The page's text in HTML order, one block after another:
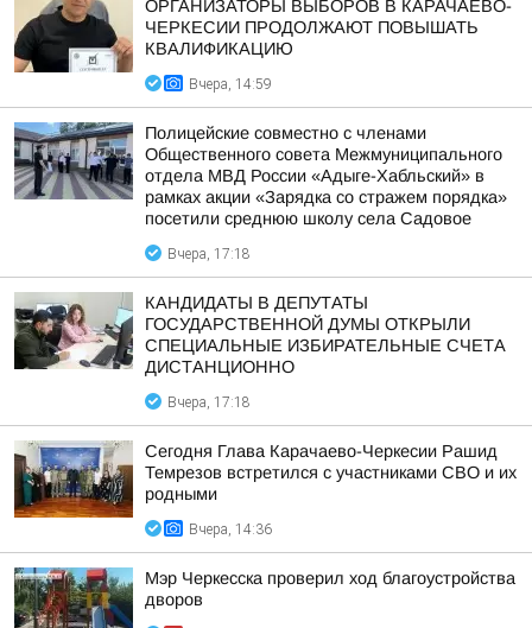
ОРГАНИЗАТОРЫ ВЫБОРОВ В КАРАЧАЕВО-
ЧЕРКЕСИИ ПРОДОЛЖАЮТ ПОВЫШАТЬ
КВАЛИФИКАЦИЮ
Вчера, 14:59
Полицейские совместно с членами
Общественного совета Межмуниципального
отдела МВД России «Адыге-Хабльский» в
рамках акции «Зарядка со стражем порядка»
посетили среднюю школу села Садовое
Вчера, 17:18
КАНДИДАТЫ В ДЕПУТАТЫ
ГОСУДАРСТВЕННОЙ ДУМЫ ОТКРЫЛИ
СПЕЦИАЛЬНЫЕ ИЗБИРАТЕЛЬНЫЕ СЧЕТА
ДИСТАНЦИОННО
Вчера, 17:18
Сегодня Глава Карачаево-Черкесии Рашид
Темрезов встретился с участниками СВО и их
родными
Вчера, 14:36
Мэр Черкесска проверил ход благоустройства
дворов